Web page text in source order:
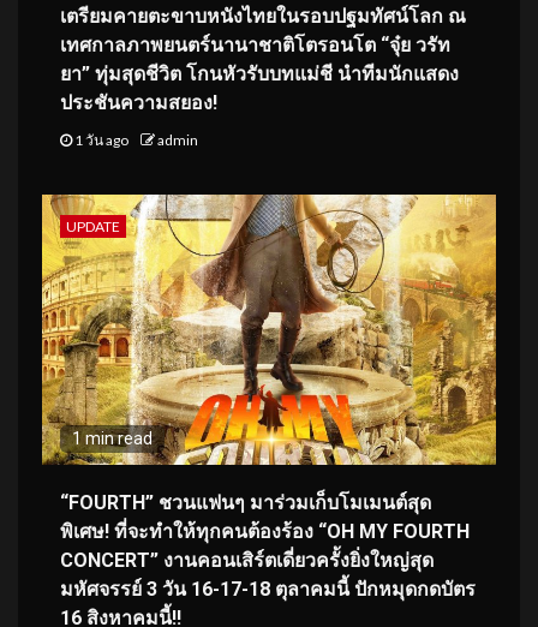
เตรียมคายตะขาบหนังไทยในรอบปฐมทัศน์โลก ณ
เทศกาลภาพยนตร์นานาชาติโตรอนโต “จุ๋ย วรัท
ยา” ทุ่มสุดชีวิต โกนหัวรับบทแม่ชี นำทีมนักแสดง
ประชันความสยอง!
1 วัน ago admin
UPDATE
1 min read
“FOURTH” ชวนแฟนๆ มาร่วมเก็บโมเมนต์สุด
พิเศษ! ที่จะทำให้ทุกคนต้องร้อง “OH MY FOURTH
CONCERT” งานคอนเสิร์ตเดี่ยวครั้งยิ่งใหญ่สุด
มหัศจรรย์ 3 วัน 16-17-18 ตุลาคมนี้ ปักหมุดกดบัตร
16 สิงหาคมนี้!!